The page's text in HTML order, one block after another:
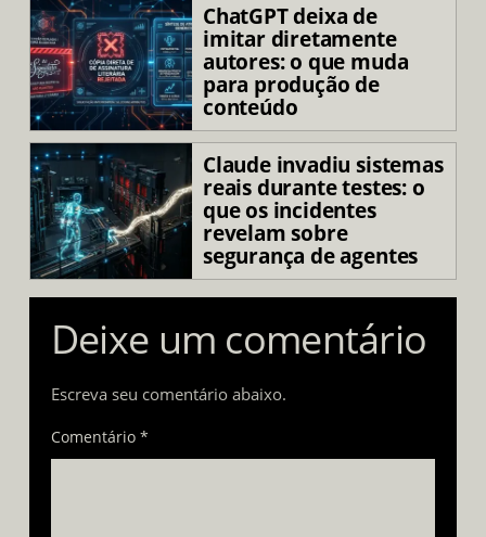
ChatGPT deixa de
imitar diretamente
autores: o que muda
para produção de
conteúdo
Claude invadiu sistemas
reais durante testes: o
que os incidentes
revelam sobre
segurança de agentes
Deixe um comentário
Escreva seu comentário abaixo.
Comentário *